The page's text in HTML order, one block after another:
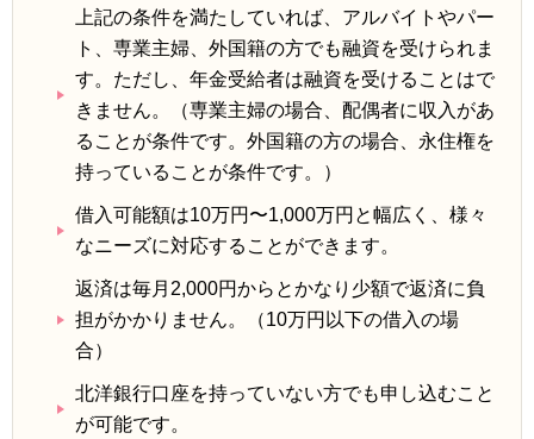
上記の条件を満たしていれば、アルバイトやパー
ト、専業主婦、外国籍の方でも融資を受けられま
す。ただし、年金受給者は融資を受けることはで
きません。（専業主婦の場合、配偶者に収入があ
ることが条件です。外国籍の方の場合、永住権を
持っていることが条件です。）
借入可能額は10万円〜1,000万円と幅広く、様々
なニーズに対応することができます。
返済は毎月2,000円からとかなり少額で返済に負
担がかかりません。（10万円以下の借入の場
合）
北洋銀行口座を持っていない方でも申し込むこと
が可能です。